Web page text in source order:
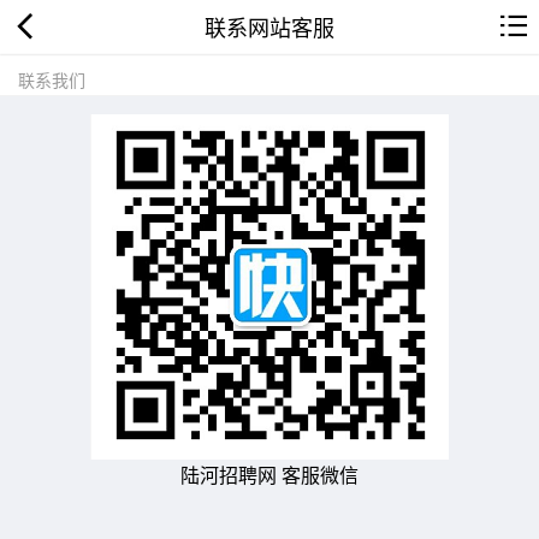
联系网站客服
联系我们
陆河招聘网 客服微信